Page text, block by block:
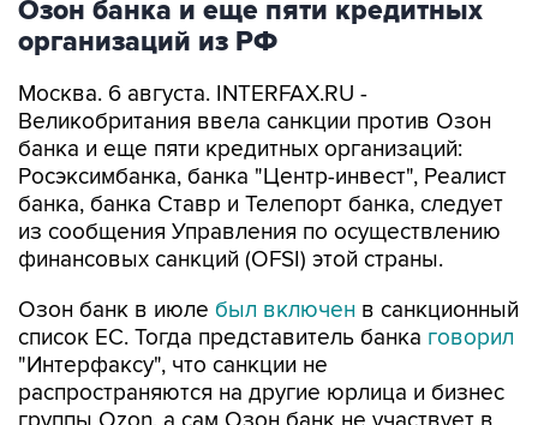
Москва. 6 августа. INTERFAX.RU -
банка и еще пяти кредитных организаций:
Росэксимбанка, банка "Центр-инвест", Реалист
банка, банка Ставр и Телепорт банка, следует
из сообщения Управления по осуществлению
финансовых санкций (OFSI) этой страны.
Озон банк в июлебыл включенв санкционный
"Интерфаксу", что санкции не
распространяются на другие юрлица и бизнес
группы Ozon, а сам Озон банк не участвует в
капитале каких-либо компаний группы.